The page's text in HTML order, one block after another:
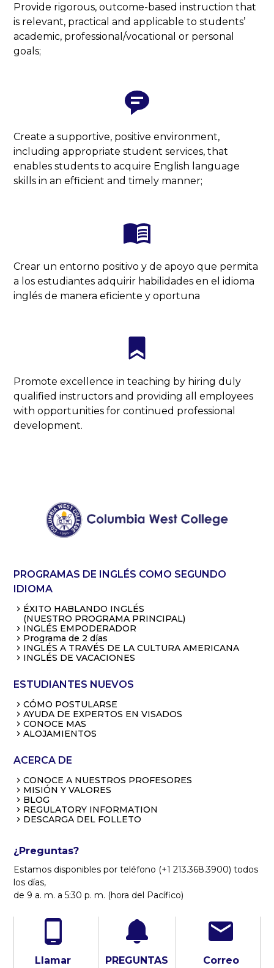
Provide rigorous, outcome-based instruction that
is relevant, practical and applicable to students’
academic, professional/vocational or personal
goals;
Create a supportive, positive environment,
including appropriate student services, that
enables students to acquire English language
skills in an efficient and timely manner;
Crear un entorno positivo y de apoyo que permita
a los estudiantes adquirir habilidades en el idioma
inglés de manera eficiente y oportuna
Promote excellence in teaching by hiring duly
qualified instructors and providing all employees
with opportunities for continued professional
development.
PROGRAMAS DE INGLÉS COMO SEGUNDO
IDIOMA
ÉXITO HABLANDO INGLÉS
(NUESTRO PROGRAMA PRINCIPAL)
INGLÉS EMPODERADOR
Programa de 2 días
INGLÉS A TRAVÉS DE LA CULTURA AMERICANA
INGLÉS DE VACACIONES
ESTUDIANTES NUEVOS
CÓMO POSTULARSE
AYUDA DE EXPERTOS EN VISADOS
CONOCE MAS
ALOJAMIENTOS
ACERCA DE
CONOCE A NUESTROS PROFESORES
MISIÓN Y VALORES
BLOG
REGULATORY INFORMATION
DESCARGA DEL FOLLETO
¿Preguntas?
Estamos disponibles por teléfono (+1 213.368.3900) todos
los días,
de 9 a. m. a 5:30 p. m. (hora del Pacífico)
Llamar PREGUNTAS Correo